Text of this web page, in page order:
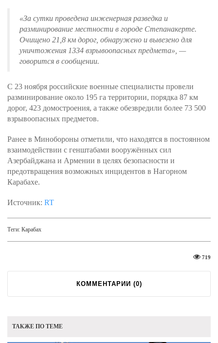
«За сутки проведена инженерная разведка и
разминирование местности в городе Степанакерте.
Очищено 21,8 км дорог, обнаружено и вывезено для
уничтожения 1334 взрывоопасных предмета», —
говорится в сообщении.
С 23 ноября российские военные специалисты провели
разминирование около 195 га территории, порядка 87 км
дорог, 423 домостроения, а также обезвредили более 73 500
взрывоопасных предметов.
Ранее в Минобороны отметили, что находятся в постоянном
взаимодействии с генштабами вооружённых сил
Азербайджана и Армении в целях безопасности и
предотвращения возможных инцидентов в Нагорном
Карабахе.
Источник: RT
Теги: Карабах
719
КОММЕНТАРИИ (0)
ТАКЖЕ ПО ТЕМЕ